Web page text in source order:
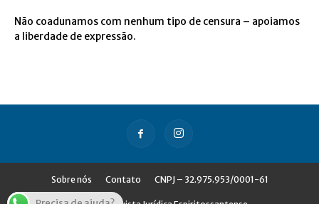
Não coadunamos com nenhum tipo de censura – apoiamos
a liberdade de expressão.
Sobre nós Contato CNPJ – 32.975.953/0001-61